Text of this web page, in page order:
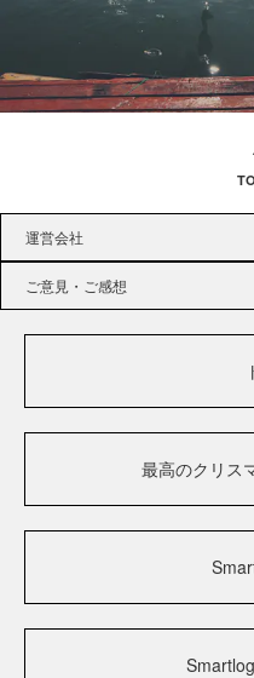
運営会社
ご意見・ご感想
最高のクリス